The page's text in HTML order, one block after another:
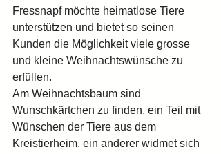
Fressnapf möchte heimatlose Tiere
unterstützen und bietet so seinen
Kunden die Möglichkeit viele grosse
und kleine Weihnachtswünsche zu
erfüllen.
Am Weihnachtsbaum sind
Wunschkärtchen zu finden, ein Teil mit
Wünschen der Tiere aus dem
Kreistierheim, ein anderer widmet sich